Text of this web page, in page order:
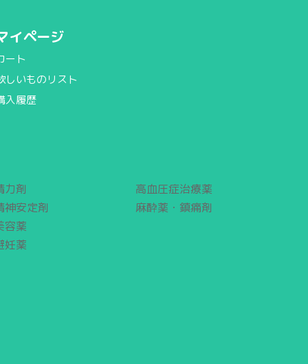
イページ
ート
しいものリスト
入履歴
力剤
神安定剤
容薬
妊薬
高血圧症治療薬
麻酔薬・鎮痛剤